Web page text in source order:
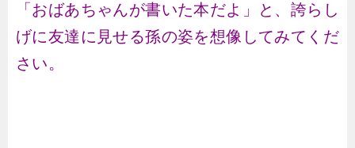
「おばあちゃんが書いた本だよ」と、誇らし
げに友達に見せる孫の姿を想像してみてくだ
さい。